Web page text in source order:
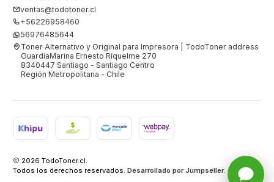
ventas@todotoner.cl
+56226958460
56976485644
Toner Alternativo y Original para Impresora | TodoToner address
GuardiaMarina Ernesto Riquelme 270
8340447 Santiago - Santiago Centro
Región Metropolitana - Chile
2026 TodoToner.cl.
Todos los derechos reservados. Desarrollado por Jumpseller.